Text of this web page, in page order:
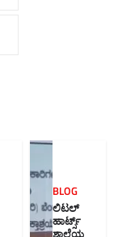
BLOG
ಲಿಟಲ್
ಹಾರ್ಟ್ಸ್
ಶಾಲೆಯ